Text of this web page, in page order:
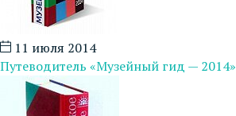
11 июля 2014
Путеводитель «Музейный гид — 2014»